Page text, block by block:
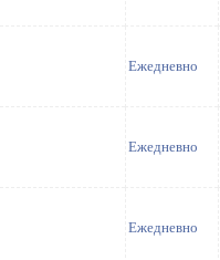
Ежедневно
Ежедневно
Ежедневно